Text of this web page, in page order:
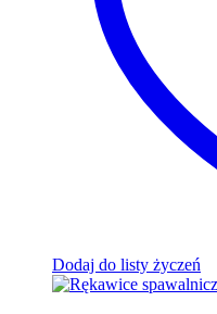
Dodaj do listy życzeń